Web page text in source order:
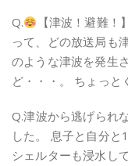
Q.
【津波！避難！
って、どの放送局も
のような津波を発生
ど・・・。 ちょっ
Q.津波から逃げられ
した。 息子と自分と
シェルターも浸水し